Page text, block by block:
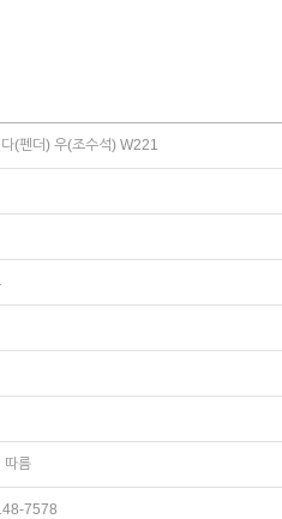
(펜더) 우(조수석) W221
따름
7578